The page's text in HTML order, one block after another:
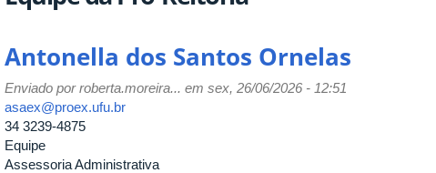
Antonella dos Santos Ornelas
Enviado porroberta.moreira... em sex, 26/06/2026 - 12:51
asaex@proex.ufu.br
34 3239-4875
Equipe
Assessoria Administrativa